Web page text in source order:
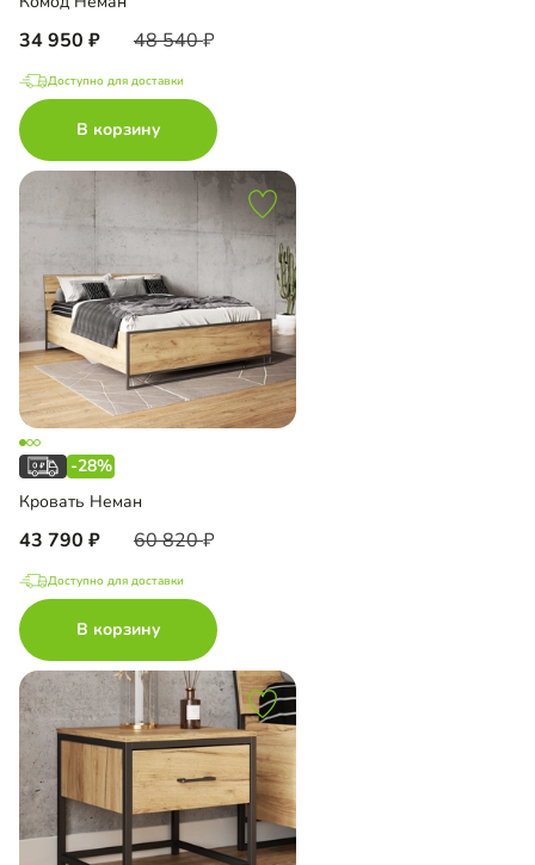
34 950 48 540
Доступно для доставки
В корзину
-28%
Кровать Неман
43 790 60 820
Доступно для доставки
В корзину